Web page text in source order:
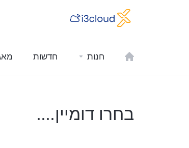
חנות חדשות
בחרו דומיין....